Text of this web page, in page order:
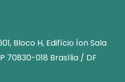
Bloco H, Edifício Íon Sala
70830-018 Brasília / DF